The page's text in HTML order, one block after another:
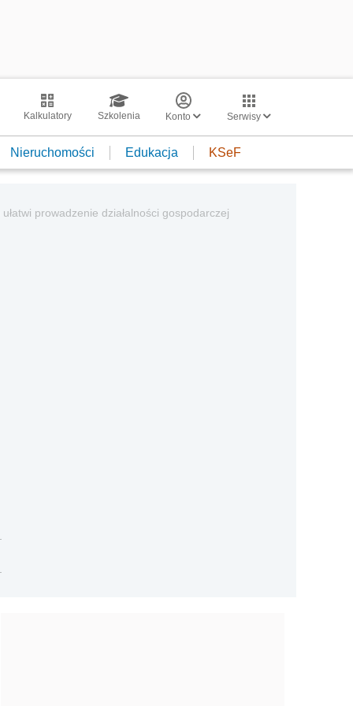
Kalkulatory Szkolenia Konto Serwisy
Nieruchomości Edukacja KSeF
prowadzenie działalności gospodarczej